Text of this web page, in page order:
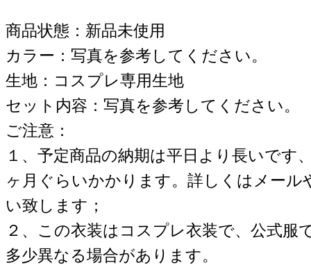
商品状態：新品未使用
カラー：写真を参考してください。
生地：コスプレ専用生地
セット内容：写真を参考してください。
ご注意：
１、予定商品の納期は平日より長いです
ヶ月ぐらいかかります。詳しくはメール
い致します；
２、この衣装はコスプレ衣装で、公式服
多少異なる場合があります。